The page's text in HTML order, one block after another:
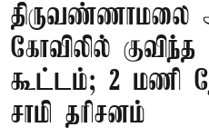
கோவிலில்
கூட்டம்; 2 மணி
சாமி தரிசனம்